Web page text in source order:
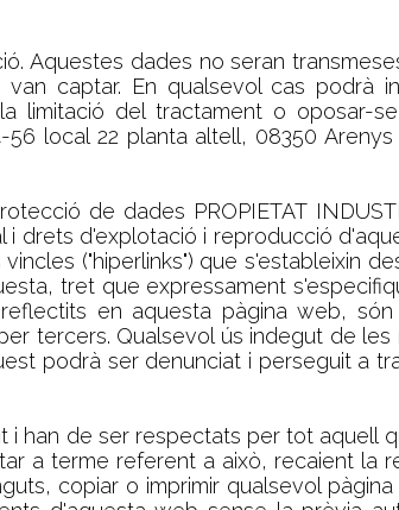
Aquestes dades no seran
captar. En qualsevol cas podrà
limitació del tractament o oposar-
local 22 planta altell, 08350
de dades PROPIETAT
i drets d'explotació i reproducció
("hiperlinks") que s'estableixin
tret que expressament
en aquesta pàgina web, són
tercers. Qualsevol ús indegut de
podrà ser denunciat i perseguit a
han de ser respectats per tot aquell
a terme referent a això, recaient la
copiar o imprimir qualsevol